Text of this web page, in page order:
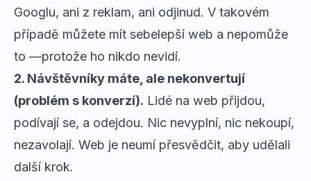
Googlu, ani z reklam, ani odjinud. V takovém
případě můžete mít sebelepší web a nepomůže
to —protože ho nikdo nevidí.
2. Návštěvníky máte, ale nekonvertují
(problém s konverzí). Lidé na web přijdou,
podívají se, a odejdou. Nic nevyplní, nic nekoupí,
nezavolají. Web je neumí přesvědčit, aby udělali
další krok.